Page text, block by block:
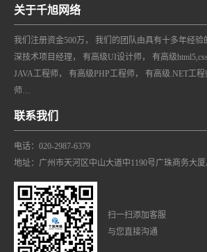
关于千旭网络
我们注册资金500万， 我们的团队由具有十多年经
深技术项目经理， 有高级UI设计师， 有高级
JAVA工程师， 有高级PHP工程师， 有高级.NET工
师…
联系我们
电话：020-2987-6379
地址：广州市天河区中山大道中1190号广珠商务大厦
扫一扫添加客服
与您直接沟通